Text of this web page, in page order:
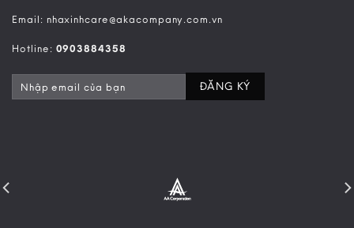
Email: nhaxinhcare@akacompany.com.vn
Hotline: 0903884358